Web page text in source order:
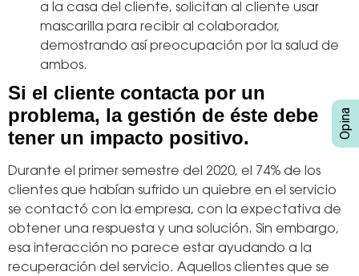
a la casa del cliente, solicitan al cliente usar
mascarilla para recibir al colaborador,
demostrando así preocupación por la salud de
ambos.
Si el cliente contacta por un
problema, la gestión de éste debe
tener un impacto positivo.
Durante el primer semestre del 2020, el 74% de los
clientes que habían sufrido un quiebre en el servicio
se contactó con la empresa, con la expectativa de
obtener una respuesta y una solución. Sin embargo,
esa interacción no parece estar ayudando a la
recuperación del servicio. Aquellos clientes que se